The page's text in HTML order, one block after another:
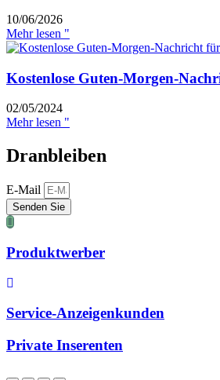
10/06/2026
Mehr lesen "
Kostenlose Guten-Morgen-
02/05/2024
Mehr lesen "
Dranbleiben
E-Mail
Senden Sie
Produktwerber
Service-Anzeigenkunden
Private Inserenten